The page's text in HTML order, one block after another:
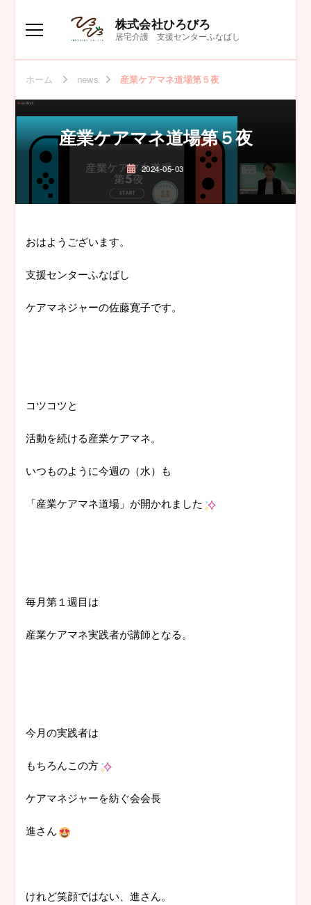
株式会社ひろびろ
居宅介護 支援センターふなばし
ホーム news 産業ケアマネ道場第５夜
産業ケアマネ道場第５夜
2024-05-03
おはようございます。
支援センターふなばし
ケアマネジャーの佐藤寛子です。
コツコツと
活動を続ける産業ケアマネ。
いつものように今週の（水）も
「産業ケアマネ道場」が開かれました
毎月第１週目は
産業ケアマネ実践者が講師となる。
今月の実践者は
もちろんこの方
ケアマネジャーを紡ぐ会会長
進さん
けれど笑顔ではない、進さん。